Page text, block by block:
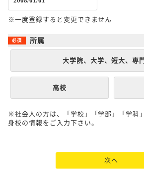
※一度登録すると変更できません
所属
大学院、大学、短大、専
高校
※社会人の方は、「学校」「学部」「学科
身校の情報をご入力下さい。
次へ